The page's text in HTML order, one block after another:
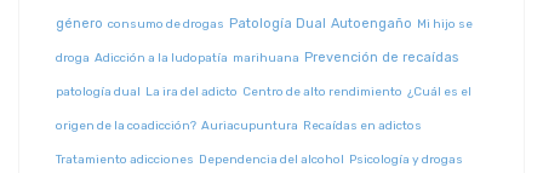
género consumo de drogas Patología Dual Autoengaño Mi hijo se
droga Adicción a la ludopatía marihuana Prevención de recaídas
patología dual La ira del adicto Centro de alto rendimiento ¿Cuál es el
origen de la coadicción? Auriacupuntura Recaídas en adictos
Tratamiento adicciones Dependencia del alcohol Psicología y drogas